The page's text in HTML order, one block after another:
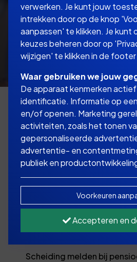
De verdeling van het
staat ook bekend als de
pensioenrechten bij
vindt u aanvullende
scheiding
Scheiding melden bij
verwerken. Je kunt jouw
intrekken door op de knop
aanpassen' te klikken. Je kunt
keuzes beheren door op
wijzigen' te klikken in de
Waar gebruiken we jouw
De apparaat kenmerken
identificatie. Informatie op
en/of openen. Marketing
activiteiten, zoals het tonen
gepersonaliseerde
advertentie- en
publiek en
Voorkeuren
Accepteren en